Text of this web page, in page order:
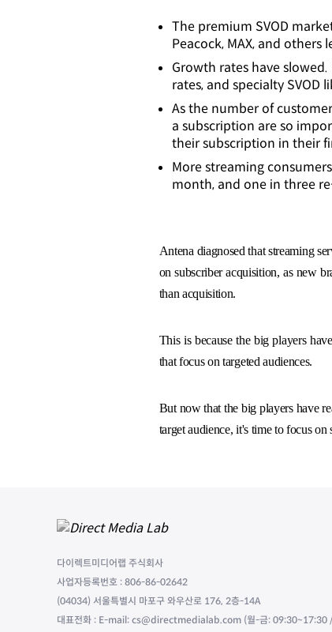
The premium SVOD
Peacock, MAX, and others
Growth rates have
rates, and specialty SVOD
As the number of
a subscription are so
their subscription in their
More streaming
month, and one in three
Antena diagnosed that streaming
on subscriber acquisition, as new
than acquisition.
This is because the big players
that focus on targeted audiences.
But now that the big players have
target audience, it's time to focus on
다이렉트미디어랩 주식회사
사업자등록번호 : 806-86-02642
(04034) 서울특별시 마포구 와우산로 176, 2층-14A
대표전화 : E-mail: cs@directmedialab.com (월-금: 09:30~17:30 /